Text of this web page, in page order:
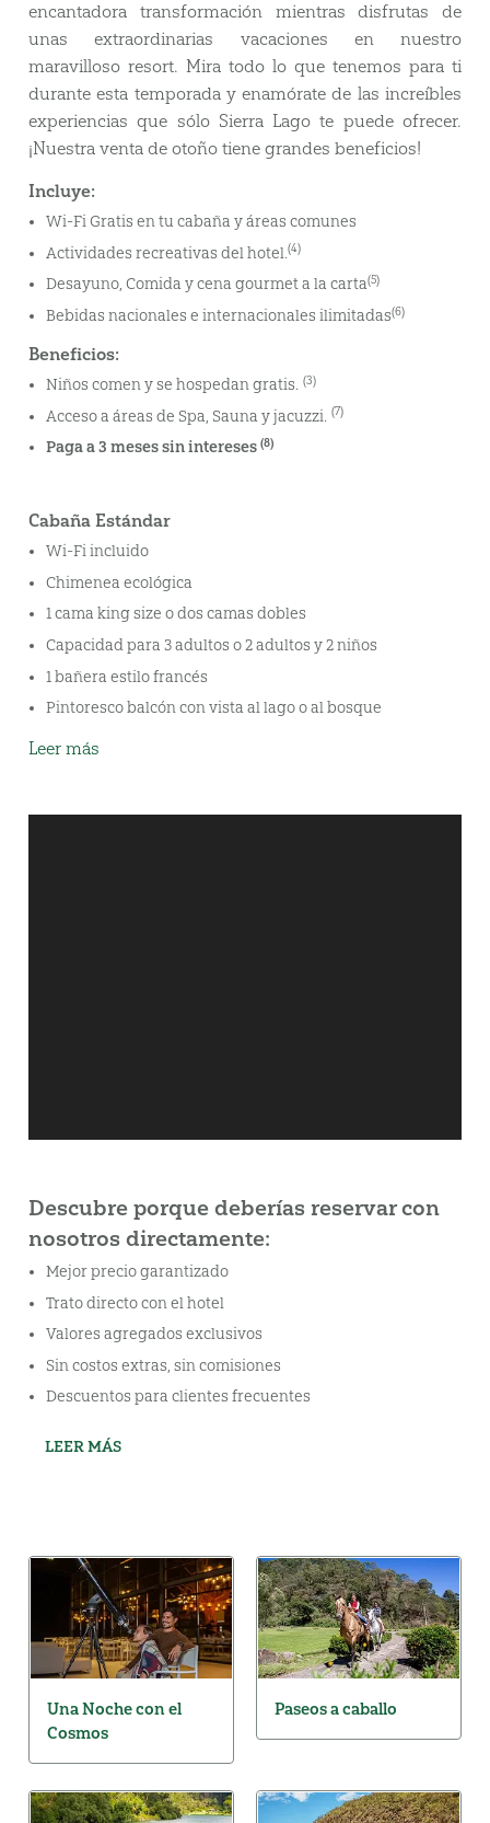
encantadora transformación mientras disfrutas de
unas extraordinarias vacaciones en nuestro
maravilloso resort. Mira todo lo que tenemos para ti
durante esta temporada y enamórate de las increíbles
experiencias que sólo Sierra Lago te puede ofrecer.
¡Nuestra venta de otoño tiene grandes beneficios!
Incluye:
Wi-Fi Gratis en tu cabaña y áreas comunes
Actividades recreativas del hotel.(4)
Desayuno, Comida y cena gourmet a la carta(5)
Bebidas nacionales e internacionales ilimitadas(6)
Beneficios:
Niños comen y se hospedan gratis. (3)
Acceso a áreas de Spa, Sauna y jacuzzi. (7)
Paga a 3 meses sin intereses (8)
Cabaña Estándar
Wi-Fi incluido
Chimenea ecológica
1 cama king size o dos camas dobles
Capacidad para 3 adultos o 2 adultos y 2 niños
1 bañera estilo francés
Pintoresco balcón con vista al lago o al bosque
Leer más
Descubre porque deberías reservar con
nosotros directamente:
Mejor precio garantizado
Trato directo con el hotel
Valores agregados exclusivos
Sin costos extras, sin comisiones
Descuentos para clientes frecuentes
LEER MÁS
Una Noche con el
Cosmos
Paseos a caballo